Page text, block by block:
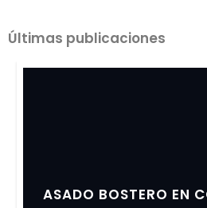
Últimas publicaciones
ASADO BOSTERO EN